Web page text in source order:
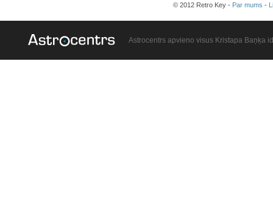
© 2012 Retro Key - Par mums -
Astrocentrs apvieno visus Kristapa Baņķa